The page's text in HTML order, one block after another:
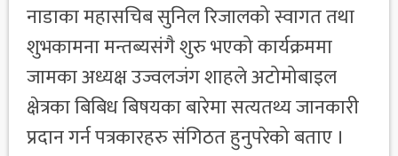
नाडाका महासचिब सुनिल रिजालको स्वागत तथा
शुभकामना मन्तब्यसंगै शुरु भएको कार्यक्रममा
जामका अध्यक्ष उज्वलजंग शाहले अटोमोबाइल
क्षेत्रका बिबिध बिषयका बारेमा सत्यतथ्य जानकारी
प्रदान गर्न पत्रकारहरु संगिठत हुनुपरेको बताए ।